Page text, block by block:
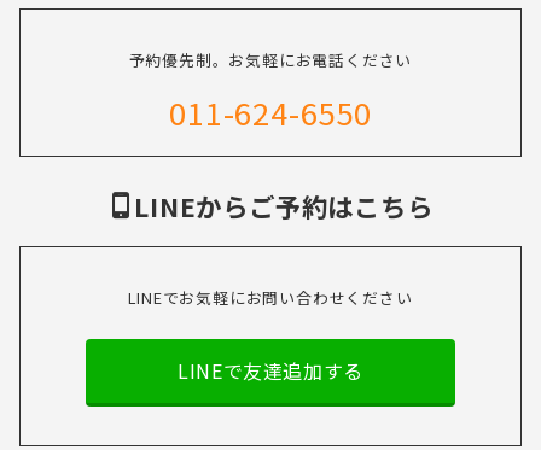
予約優先制。お気軽にお電話ください
011-624-6550
LINEからご予約はこちら
LINEでお気軽にお問い合わせください
LINEで友達追加する